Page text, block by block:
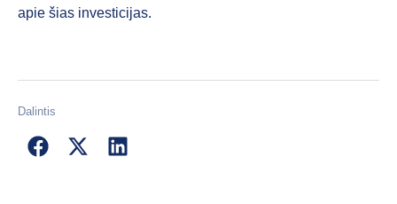
apie šias investicijas.
Dalintis